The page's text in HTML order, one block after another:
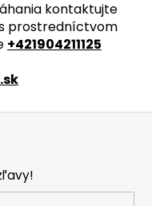
kontaktujte
prostredníctvom
+421904211125